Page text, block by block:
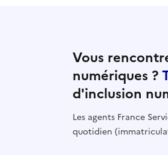
Vous
numériques ?
d'inclusion
Les agents France
quotidien